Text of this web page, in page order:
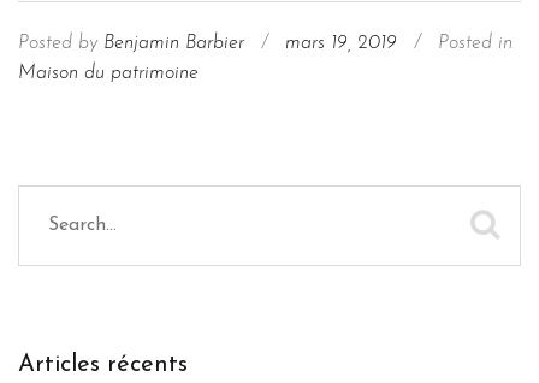
Posted by Benjamin Barbier / mars 19, 2019 /
Posted in
Maison du patrimoine
Articles récents